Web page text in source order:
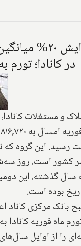
رکوردشکنی:
در کانادا؛ تورم به ۵.۷% رسید
و مستغلات
کشور است، روز
گذشته، این
بوده است.
بانک مرکزی کاناد